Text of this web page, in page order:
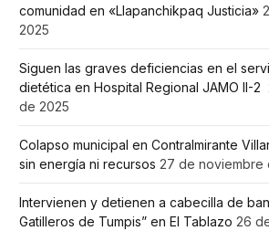
comunidad en «Llapanchikpaq Justicia»
2025
Siguen las graves deficiencias en el
dietética en Hospital Regional JAMO II-2
de 2025
Colapso municipal en Contralmirante
sin energía ni recursos 27 de noviembre
Intervienen y detienen a cabecilla de
Gatilleros de Tumpis” en El Tablazo 26